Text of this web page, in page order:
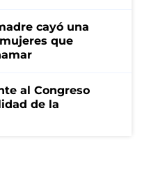
cayó una
que
al Congreso
de la